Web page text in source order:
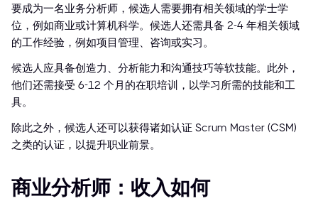
要成为一名业务分析师，候选人需要拥有相关领域的学士学
位，例如商业或计算机科学。候选人还需具备 2-4 年相关领域
的工作经验，例如项目管理、咨询或实习。
候选人应具备创造力、分析能力和沟通技巧等软技能。此外，
他们还需接受 6-12 个月的在职培训，以学习所需的技能和工
具。
除此之外，候选人还可以获得诸如认证 Scrum Master (CSM)
之类的认证，以提升职业前景。
商业分析师：收入如何